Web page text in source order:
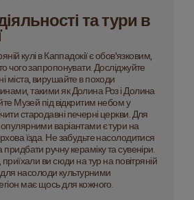
та тури в
кулі в Каппадокії є обов'язковим,
чого запропонувати. Досліджуйте
міста, вирушайте в походи
такими як Долина Роз і Долина
Музей під відкритим небом у
стародавні печерні церкви. Для
варіантами є тури на
їзда. Не забудьте насолодитися
ручну кераміку та сувеніри.
ви сюди на тур на повітряній
для насолоди культурними
має щось для кожного.